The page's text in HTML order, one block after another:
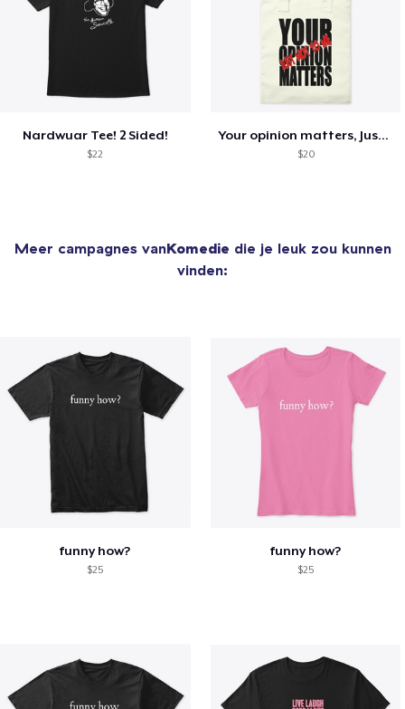
Nardwuar Tee! 2 Sided!
$22
Your opinion matters, Just not to me!
$20
Meer campagnes vanKomedie die je leuk zou kunnen
vinden:
funny how?
$25
funny how?
$25